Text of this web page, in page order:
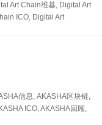
Art Chain维基, Digital Art
ICO, Digital Art
信息, AKASHA区块链,
ICO, AKASHA回顾,